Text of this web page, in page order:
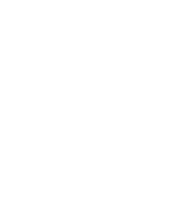
仇恨，陷我們於
無根、自卑、怨